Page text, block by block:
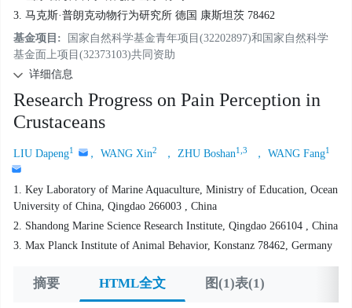
3. 马克斯·普朗克动物行为研究所 德国 康斯坦茨 78462
基金项目:
国家自然科学基金青年项目(32202897)和国家自然科学
基金面上项目(32373103)共同资助
详细信息
Research Progress on Pain Perception in
Crustaceans
LIU Dapeng1 ， WANG Xin2 ， ZHU Boshan1,3 ， WANG Fang1
1. Key Laboratory of Marine Aquaculture, Ministry of Education, Ocean
University of China, Qingdao 266003 , China
2. Shandong Marine Science Research Institute, Qingdao 266104 , China
3. Max Planck Institute of Animal Behavior, Konstanz 78462, Germany
摘要 HTML全文 图(1)表(1)